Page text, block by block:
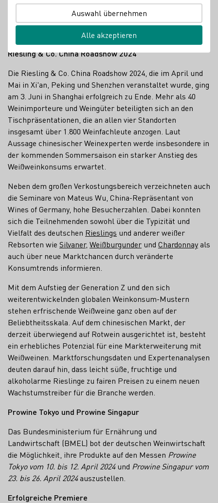
Riesling & Co China Roadshow 2024, Beijing
Riesling & Co. China Roadshow 2024
Die Riesling & Co. China Roadshow 2024, die im April und
Mai in Xi'an, Peking und Shenzhen veranstaltet wurde, ging
am 3. Juni in Shanghai erfolgreich zu Ende. Mehr als 40
Weinimporteure und Weingüter beteiligten sich an den
Tischpräsentationen, die an allen vier Standorten
insgesamt über 1.800 Weinfachleute anzogen. Laut
Aussage chinesischer Weinexperten werde insbesondere in
der kommenden Sommersaison ein starker Anstieg des
Weißweinkonsums erwartet.
Neben dem großen Verkostungsbereich verzeichneten auch
die Seminare von Mateus Wu, China-Repräsentant von
Wines of Germany, hohe Besucherzahlen. Dabei konnten
sich die Teilnehmenden sowohl über die Typizität und
Vielfalt des deutschen Rieslings und anderer weißer
Rebsorten wie Silvaner, Weißburgunder und Chardonnayals
auch über neue Marktchancen durch veränderte
Konsumtrends informieren.
Mit dem Aufstieg der Generation Z und den sich
weiterentwickelnden globalen Weinkonsum-Mustern
stehen erfrischende Weißweine ganz oben auf der
Beliebtheitsskala. Auf dem chinesischen Markt, der
derzeit überwiegend auf Rotwein ausgerichtet ist, besteht
ein erhebliches Potenzial für eine Markterweiterung mit
Weißweinen. Marktforschungsdaten und Expertenanalysen
deuten darauf hin, dass leicht süße, fruchtige und
alkoholarme Rieslinge zu fairen Preisen zu einem neuen
Wachstumstreiber für die Branche werden.
Prowine Tokyo und Prowine Singapur
Das Bundesministerium für Ernährung und
Landwirtschaft (BMEL) bot der deutschen Weinwirtschaft
die Möglichkeit, ihre Produkte auf den Messen Prowine
Tokyo vom 10. bis 12. April 2024und Prowine Singapur vom
23. bis 26. April 2024auszustellen.
Erfolgreiche Premiere
Auswahl übernehmen
Alle akzeptieren